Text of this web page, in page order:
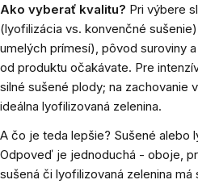
Ako vyberať kvalitu? Pri výbere
(lyofilizácia vs. konvenčné sušenie),
umelých prímesí), pôvod suroviny
od produktu očakávate. Pre
silné sušené plody; na zachovanie
ideálna lyofilizovaná zelenina.
A čo je teda lepšie? Sušené alebo
Odpoveď je jednoduchá - oboje,
sušená či lyofilizovaná zelenina